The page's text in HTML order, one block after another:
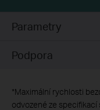
Parametry
Podpora
*Maximální rychlosti
odvozené ze specifikací